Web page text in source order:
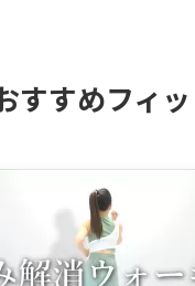
すすめフィ